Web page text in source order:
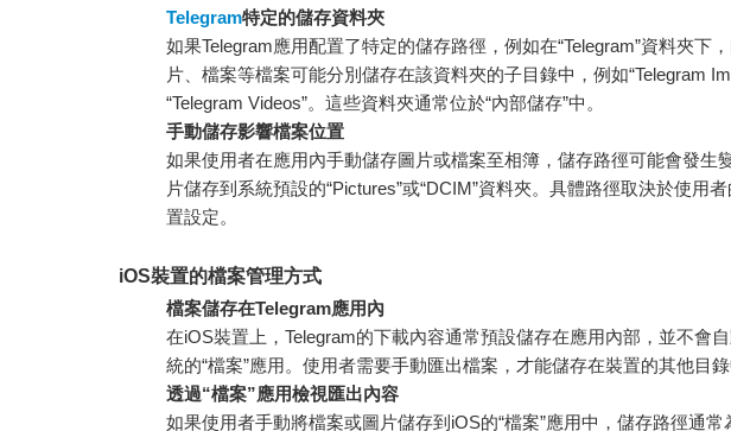
Telegram特定的儲存資料夾
如果Telegram應用配置了特定的儲存路徑，例如在“Telegram”資料夾下
片、檔案等檔案可能分別儲存在該資料夾的子目錄中，例如“Telegram
“Telegram Videos”。這些資料夾通常位於“內部儲存”中。
手動儲存影響檔案位置
如果使用者在應用內手動儲存圖片或檔案至相簿，儲存路徑可能會發生
片儲存到系統預設的“Pictures”或“DCIM”資料夾。具體路徑取決於使用
置設定。
iOS裝置的檔案管理方式
檔案儲存在Telegram應用內
在iOS裝置上，Telegram的下載內容通常預設儲存在應用內部，並不會
統的“檔案”應用。使用者需要手動匯出檔案，才能儲存在裝置的其他目錄
透過“檔案”應用檢視匯出內容
如果使用者手動將檔案或圖片儲存到iOS的“檔案”應用中，儲存路徑通常